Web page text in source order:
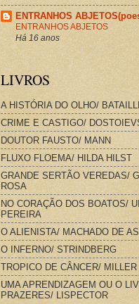
ENTRANHOS
ENTRANHOS ABJETOS
Há 16 anos
LIVROS
A HISTÓRIA DO OLHO/
CRIME E CASTIGO/
DOUTOR FAUSTO/ MANN
FLUXO FLOEMA/ HILDA HILST
GRANDE SERTÃO VEREDAS/
ROSA
NO CORAÇÃO DOS BOATOS/
PEREIRA
O ALIENISTA/ MACHADO DE
O INFERNO/ STRINDBERG
TROPICO DE CÂNCER/ MILLER
UMA APRENDIZAGEM OU O
PRAZERES/ LISPECTOR